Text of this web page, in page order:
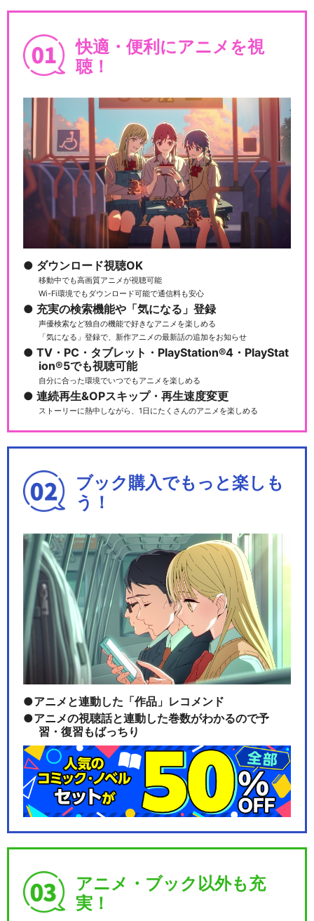
忍たま乱太郎 第33シリーズ
映画 忍たま乱太郎
劇場版 忍たま乱太郎 ドクタケ
忍者隊最強の軍師
忍たま乱太郎の宇宙大冒険wit
hコズミックフロ…
忍たま乱太郎の宇宙大冒険wit
hコズミックフロ…
忍たま乱太郎の宇宙大冒険wit
ミュージカル「忍たま乱太
郎」第5弾～新たなる敵…
ミュージカル「忍たま乱太
快適・便利にアニメを視
聴！
ダウンロード視聴OK
移動中でも高画質アニメが視聴可能
Wi-Fi環境でもダウンロード可能で通信料も安心
充実の検索機能や「気になる」登録
声優検索など独自の機能で好きなアニメを楽しめる
「気になる」登録で、新作アニメの最新話の追加をお知らせ
TV・PC・タブレット・PlayStation®4・PlayStat
ion®5でも視聴可能
自分に合った環境でいつでもアニメを楽しめる
連続再生&OPスキップ・再生速度変更
ストーリーに熱中しながら、1日にたくさんのアニメを楽しめる
ブック購入でもっと楽しも
う！
アニメと連動した「作品」レコメンド
アニメの視聴話と連動した巻数がわかるので予
習・復習もばっちり
アニメ・ブック以外も充
実！